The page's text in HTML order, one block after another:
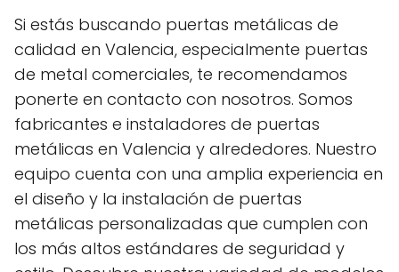
Si estás buscando puertas metálicas de
calidad en Valencia, especialmente puertas
de metal comerciales, te recomendamos
ponerte en contacto con nosotros. Somos
fabricantes e instaladores de puertas
metálicas en Valencia y alrededores. Nuestro
equipo cuenta con una amplia experiencia en
el diseño y la instalación de puertas
metálicas personalizadas que cumplen con
los más altos estándares de seguridad y